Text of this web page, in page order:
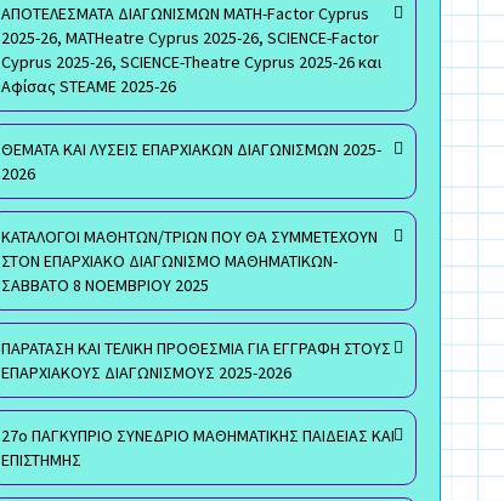
ΑΠΟΤΕΛΕΣΜΑΤΑ ΔΙΑΓΩΝΙΣΜΩΝ MATH-Factor Cyprus
2025-26, MATHeatre Cyprus 2025-26, SCIENCE-Factor
Cyprus 2025-26, SCIENCE-Theatre Cyprus 2025-26 και
Αφίσας STEAME 2025-26
ΘΕΜΑΤΑ ΚΑΙ ΛΥΣΕΙΣ ΕΠΑΡΧΙΑΚΩΝ ΔΙΑΓΩΝΙΣΜΩΝ 2025-
2026
ΚΑΤΑΛΟΓΟΙ ΜΑΘΗΤΩΝ/ΤΡΙΩΝ ΠΟΥ ΘΑ ΣΥΜΜΕΤΕΧΟΥΝ
ΣΤΟΝ ΕΠΑΡΧΙΑΚΟ ΔΙΑΓΩΝΙΣΜΟ ΜΑΘΗΜΑΤΙΚΩΝ-
ΣΑΒΒΑΤΟ 8 ΝΟΕΜΒΡΙΟΥ 2025
ΠΑΡΑΤΑΣΗ ΚΑΙ ΤΕΛΙΚΗ ΠΡΟΘΕΣΜΙΑ ΓΙΑ ΕΓΓΡΑΦΗ ΣΤΟΥΣ
ΕΠΑΡΧΙΑΚΟΥΣ ΔΙΑΓΩΝΙΣΜΟΥΣ 2025-2026
27ο ΠΑΓΚΥΠΡΙΟ ΣΥΝΕΔΡΙΟ ΜΑΘΗΜΑΤΙΚΗΣ ΠΑΙΔΕΙΑΣ ΚΑΙ
ΕΠΙΣΤΗΜΗΣ